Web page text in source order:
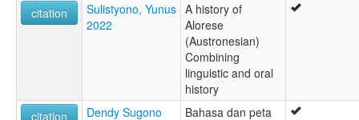
citation
Sulistyono, Yunus
2022
A history of
Alorese
(Austronesian)
Combining
linguistic and oral
history
citation
Dendy Sugono
Bahasa dan peta